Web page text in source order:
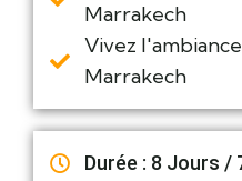
Marrakech
Vivez
Marrakech
Durée : 8 Jours /